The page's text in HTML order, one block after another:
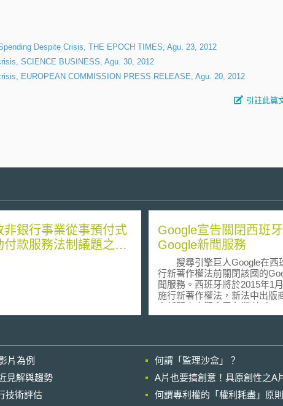
Despite Crisis, THE EPOCH TIMES, Agu. 23, 2012
SCIENCE BUSINESS, Agu. 30, 2012
EUROPEAN COMMISSION PRESS RELEASE, Agu. 20, 2012
引註此篇
非銀行事業從事預付式
付款服務法制議題之研
Google宣告關閉西班牙
Google新聞服務
搜尋引擎巨人Google在西
行新著作權法前關閉該國的
聞服務。西班牙將於2015年1
施行新著作權法，新法中出版
向新聞内容聚合平台業者（
aggregator）徵收授權金，且
權金額，但卻規定違反此法令
需繳付75萬美金的罰款。
來，歐盟各國如德國、法國相
新著作權法，讓著作權人得向
片為例
何謂「監理沙盒」？
見解與趨勢
A片也要搞創意！具原創性之A
技術評估
何謂專利權的「權利耗盡」原